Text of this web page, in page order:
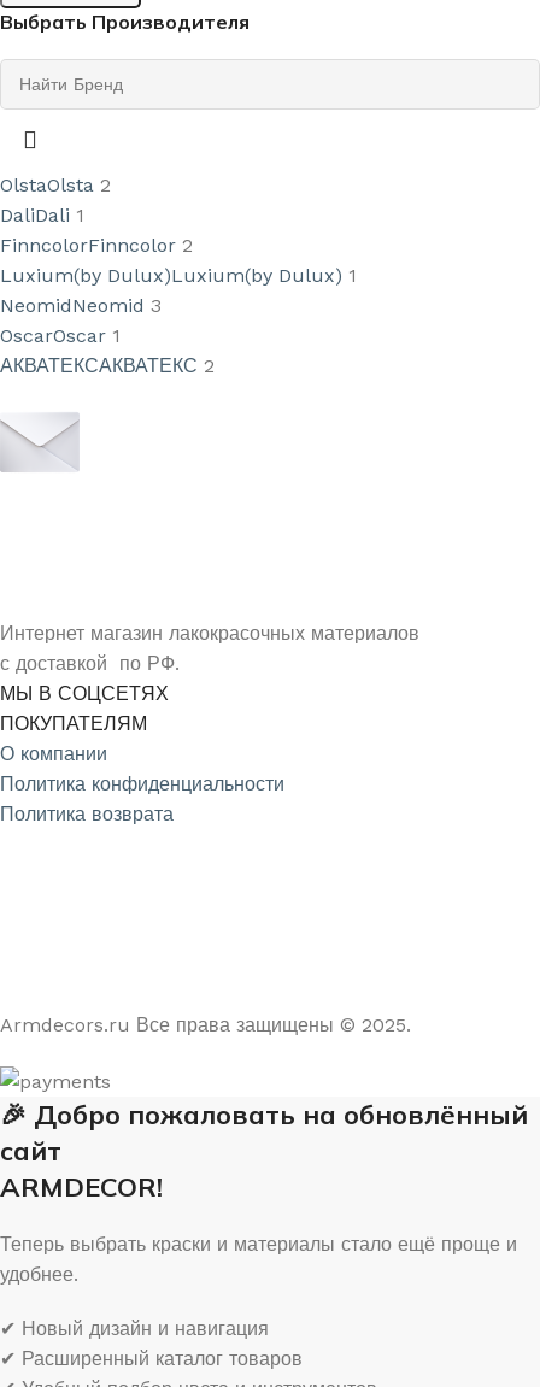
Выбрать Производителя
OlstaOlsta 2
DaliDali 1
FinncolorFinncolor 2
Luxium(by Dulux)Luxium(by Dulux) 1
NeomidNeomid 3
OscarOscar 1
АКВАТЕКСАКВАТЕКС 2
Интернет магазин лакокрасочных материалов
с доставкой по РФ.
МЫ В СОЦСЕТЯХ
ПОКУПАТЕЛЯМ
О компании
Политика конфиденциальности
Политика возврата
Armdecors.ru Все права защищены © 2025. ​
🎉 Добро пожаловать на обновлённый
сайт
ARMDECOR!
Теперь выбрать краски и материалы стало ещё проще и
удобнее.
✔ Новый дизайн и навигация
✔ Расширенный каталог товаров